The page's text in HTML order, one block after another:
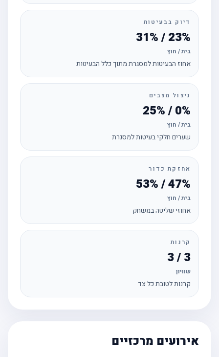
דיוק בבעיטות
23% / 31%
בית / חוץ
אחוז הבעיטות למסגרת מתוך כלל הבעיטות
ניצול מצבים
0% / 25%
בית / חוץ
שערים חלקי בעיטות למסגרת
אחזקת כדור
47% / 53%
בית / חוץ
אחוזי שליטה במשחק
קרנות
3 / 3
שוויון
קרנות לטובת כל צד
אירועים מרכזיים